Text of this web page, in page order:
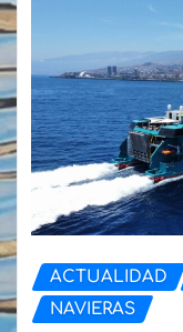
ACTUALIDAD
NAVIERAS